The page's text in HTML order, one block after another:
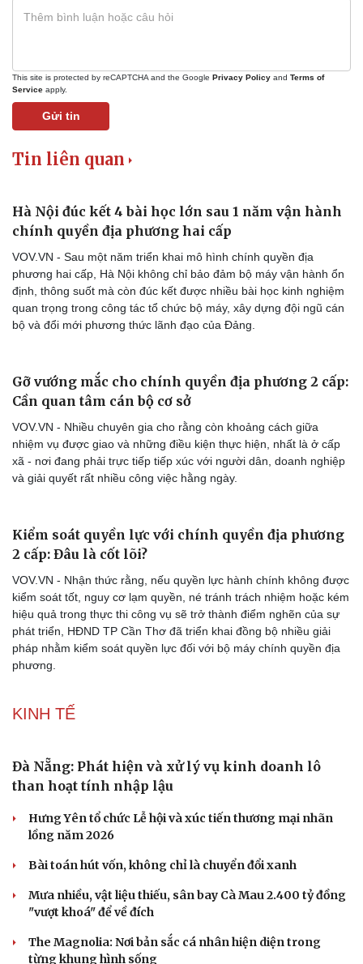
Lịch thi đấu bóng đá
Thế giới thể thao
Hậu trường
Xe máy
Tư vấn
This site is protected by reCAPTCHA and the Google Privacy Policy and Terms of
Service apply.
Gửi tin
Tin liên quan
Hà Nội đúc kết 4 bài học lớn sau 1 năm vận hành
chính quyền địa phương hai cấp
VOV.VN - Sau một năm triển khai mô hình chính quyền địa
phương hai cấp, Hà Nội không chỉ bảo đảm bộ máy vận hành ổn
định, thông suốt mà còn đúc kết được nhiều bài học kinh nghiệm
quan trọng trong công tác tổ chức bộ máy, xây dựng đội ngũ cán
bộ và đổi mới phương thức lãnh đạo của Đảng.
Gỡ vướng mắc cho chính quyền địa phương 2 cấp:
Cần quan tâm cán bộ cơ sở
VOV.VN - Nhiều chuyên gia cho rằng còn khoảng cách giữa
nhiệm vụ được giao và những điều kiện thực hiện, nhất là ở cấp
xã - nơi đang phải trực tiếp tiếp xúc với người dân, doanh nghiệp
và giải quyết rất nhiều công việc hằng ngày.
Kiểm soát quyền lực với chính quyền địa phương
2 cấp: Đâu là cốt lõi?
VOV.VN - Nhận thức rằng, nếu quyền lực hành chính không được
kiểm soát tốt, nguy cơ lạm quyền, né tránh trách nhiệm hoặc kém
hiệu quả trong thực thi công vụ sẽ trở thành điểm nghẽn của sự
phát triển, HĐND TP Cần Thơ đã triển khai đồng bộ nhiều giải
pháp nhằm kiểm soát quyền lực đối với bộ máy chính quyền địa
phương.
KINH TẾ
Đà Nẵng: Phát hiện và xử lý vụ kinh doanh lô
than hoạt tính nhập lậu
Hưng Yên tổ chức Lễ hội và xúc tiến thương mại nhãn
lồng năm 2026
Bài toán hút vốn, không chỉ là chuyển đổi xanh
Mưa nhiều, vật liệu thiếu, sân bay Cà Mau 2.400 tỷ đồng
"vượt khoá" để về đích
The Magnolia: Nơi bản sắc cá nhân hiện diện trong
từng khung hình sống